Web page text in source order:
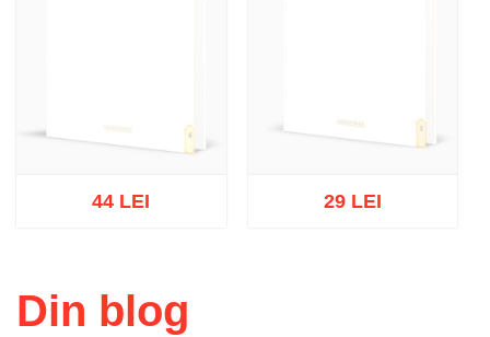
Stoc epuizat
44 LEI 29 LEI
Din blog